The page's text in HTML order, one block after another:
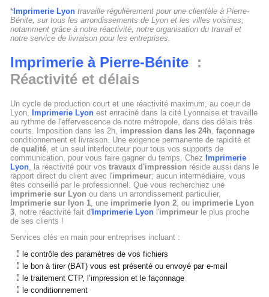
* Imprimerie Lyon travaille régulièrement pour une clientèle à Pierre-
Bénite, sur tous les arrondissements de Lyon et les villes voisines;
notamment grâce à notre réactivité, notre organisation du travail et
notre service de livraison pour les entreprises.
Imprimerie à Pierre-Bénite :
Réactivité et délais
Un cycle de production court et une réactivité maximum, au coeur de
Lyon, Imprimerie Lyon est enraciné dans la cité Lyonnaise et travaille
au rythme de l'effervescence de notre métropole, dans des délais très
courts. Imposition dans les 2h, impression dans les 24h,façonnage
conditionnement et livraison. Une exigence permanente de rapidité et
dequalité, et un seul interlocuteur pour tous vos supports de
communication, pour vous faire gagner du temps. Chez Imprimerie
Lyon, la réactivité pour vostravaux d'impression réside aussi dans le
rapport direct du client avec l'imprimeur; aucun intermédiaire, vous
êtes conseillé par le professionnel. Que vous recherchiez une
imprimerie sur Lyon ou dans un arrondissement particulier,
Imprimerie sur lyon 1, une imprimerie lyon 2, ou imprimerie Lyon
3, notre réactivité fait d' Imprimerie Lyon l'imprimeur le plus proche
de ses clients !
Services clés en main pour entreprises incluant :
le contrôle des paramètres de vos fichiers
le bon à tirer (BAT) vous est présenté ou envoyé par e-mail
le traitement CTP, l’impression et le façonnage
le conditionnement